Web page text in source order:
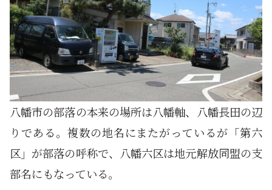
八幡市の部落の本来の場所は八幡軸、八幡長田の辺
りである。複数の地名にまたがっているが「第六
区」が部落の呼称で、八幡六区は地元解放同盟の支
部名にもなっている。